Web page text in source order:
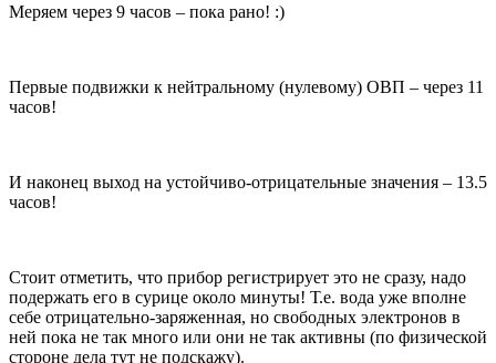
Меряем через 9 часов – пока рано! :)
Первые подвижки к нейтральному (нулевому) ОВП – через 11
часов!
И наконец выход на устойчиво-отрицательные значения – 13.5
часов!
Стоит отметить, что прибор регистрирует это не сразу, надо
подержать его в сурице около минуты! Т.е. вода уже вполне
себе отрицательно-заряженная, но свободных электронов в
ней пока не так много или они не так активны (по физической
стороне дела тут не подскажу).